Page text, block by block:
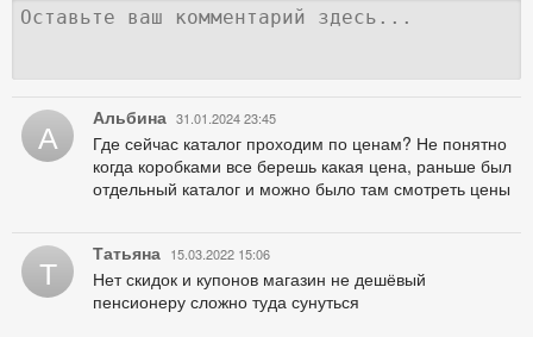
А Альбина 31.01.2024 23:45
Где сейчас каталог проходим по ценам? Не понятно
когда коробками все берешь какая цена, раньше был
отдельный каталог и можно было там смотреть цены
Т Татьяна 15.03.2022 15:06
Нет скидок и купонов магазин не дешёвый
пенсионеру сложно туда сунуться